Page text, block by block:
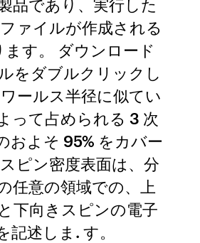
ァイルが作成される
す。 ダウンロード
をダブルクリックし
ールス半径に似てい
って占められる 3 次
およそ 95% をカバー
ピン密度表面は、分
任意の領域での、上
下向きスピンの電子
記述しま. す。